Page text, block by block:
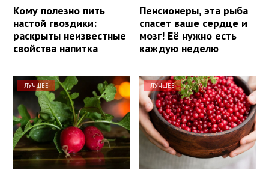
Кому полезно пить
настой гвоздики:
раскрыты неизвестные
свойства напитка
Пенсионеры, эта рыба
спасет ваше сердце и
мозг! Её нужно есть
каждую неделю
ЛУЧШЕЕ ЛУЧШЕЕ